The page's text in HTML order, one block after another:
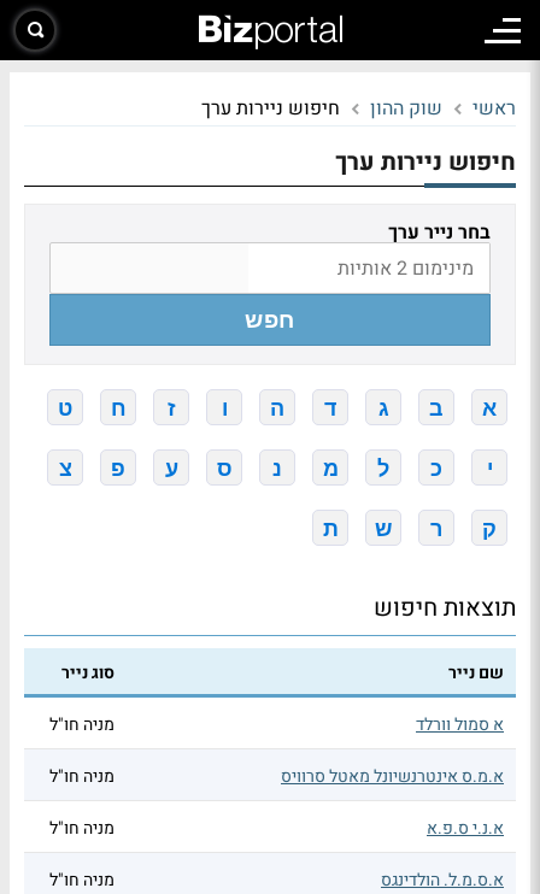
ראשי שוק ההון חיפוש ניירות ערך
חיפוש ניירות ערך
בחר נייר ערך
חפש
א ב ג ד ה ו ז ח ט
י כ ל מ נ ס ע פ צ
ק ר ש ת
תוצאות חיפוש
שם נייר סוג נייר
א סמול וורלד מניה חו"ל
א.מ.ס אינטרנשיונל מאטל סרוויס מניה חו"ל
א.נ.י ס.פ.א מניה חו"ל
א.ס.מ.ל. הולדינגס מניה חו"ל